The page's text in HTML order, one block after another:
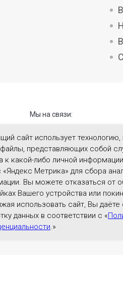
сайт использует
представляющих собой
к какой-либо личной
«Яндекс Метрика» для сбора
Вы можете отказаться от
Вашего устройства или
использовать сайт, Вы даёте
данных в соответствии с «
.»
Мы на связи:
осуществляется на
в соответствии с ФЗ №
быть лица постоянно или
Займ предоставляется
Процентная ставка за
о дополнительных мерах
не внесенной части